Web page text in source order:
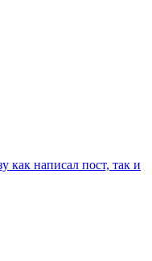
как написал пост, так и